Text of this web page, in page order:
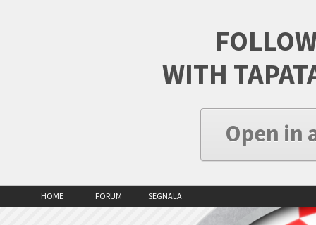
WITH
Open in
HOME FORUM SEGNALA